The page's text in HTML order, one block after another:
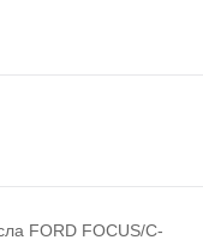
FORD FOCUS/C-